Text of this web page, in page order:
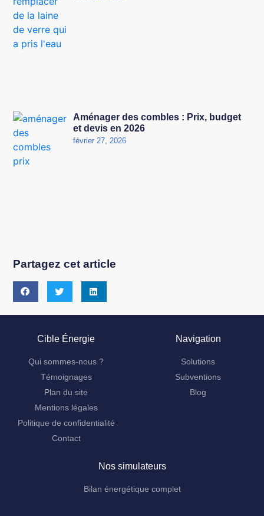
Aménager des combles : Prix, budget
et devis en 2026
février 27, 2026
Partagez cet article
Cible Énergie
Qui sommes-nous ?
Témoignages
Plan du site
Mentions légales
Politique de confidentialité
Contact
Navigation
Solutions
Subventions
Blog
Nos simulateurs
Bilan énergétique complet